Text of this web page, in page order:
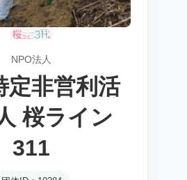
NPO法人
定非営利活
桜ライン
311